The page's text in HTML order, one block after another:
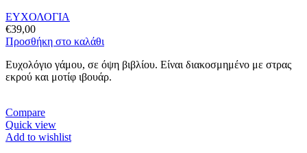
ΕΥΧΟΛΟΓΙΑ
€39,00
Προσθήκη στο καλάθι
Ευχολόγιο γάμου, σε όψη βιβλίου. Είναι διακοσμημένο με στρας
εκρού και μοτίφ ιβουάρ.
Compare
Quick view
Add to wishlist